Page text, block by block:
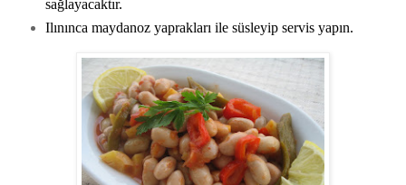
sağlayacaktır.
Ilınınca maydanoz yaprakları ile süsleyip servis yapın.